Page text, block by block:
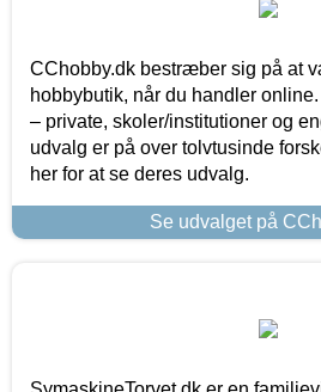
CChobby.dk bestræber sig på at
hobbybutik, når du handler
– private, skoler/institutioner og
udvalg er på over tolvtusinde
her for at se deres udvalg.
Se udvalget på